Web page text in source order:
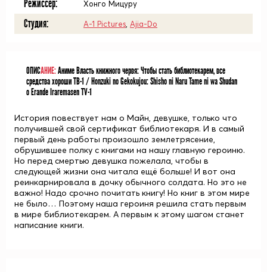
Режиссёр: Хонго Мицуру
Студия: A-1 Pictures Ajia-Do
ОПИСАНИЕ:Аниме Власть книжного червя: Чтобы стать библиотекарем, все
средства хороши ТВ-1 / Honzuki no Gekokujou: Shisho ni Naru Tame ni wa Shudan
o Erande Iraremasen TV-1
История повествует нам о Майн, девушке, только что
получившей свой сертификат библиотекаря. И в самый
первый день работы произошло землетрясение,
обрушившее полку с книгами на нашу главную героиню.
Но перед смертью девушка пожелала, чтобы в
следующей жизни она читала ещё больше! И вот она
реинкарнировала в дочку обычного солдата. Но это не
важно! Надо срочно почитать книгу! Но книг в этом мире
не было… Поэтому наша героиня решила стать первым
в мире библиотекарем. А первым к этому шагом станет
написание книги.